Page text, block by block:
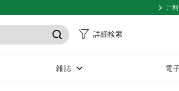
ご
詳細検索
雑誌 電